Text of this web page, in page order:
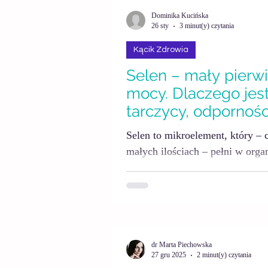
życia, hormonów czy długiego
Selen – mały
mocy. Dlaczego
tarczycy,
ciała?
Selen to mikroelement, który –
małych ilościach – pełni w
biologiczne, od pracy tarczycy
stresem oksydacyjnym. Może
Kącik Zdrowia
Dominika Kucińska
26 sty
3 minut(y) czytania
dr Marta Piechowska
27 gru 2025
2 minut(y) czytania